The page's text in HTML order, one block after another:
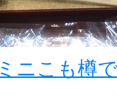
ミニこも樽